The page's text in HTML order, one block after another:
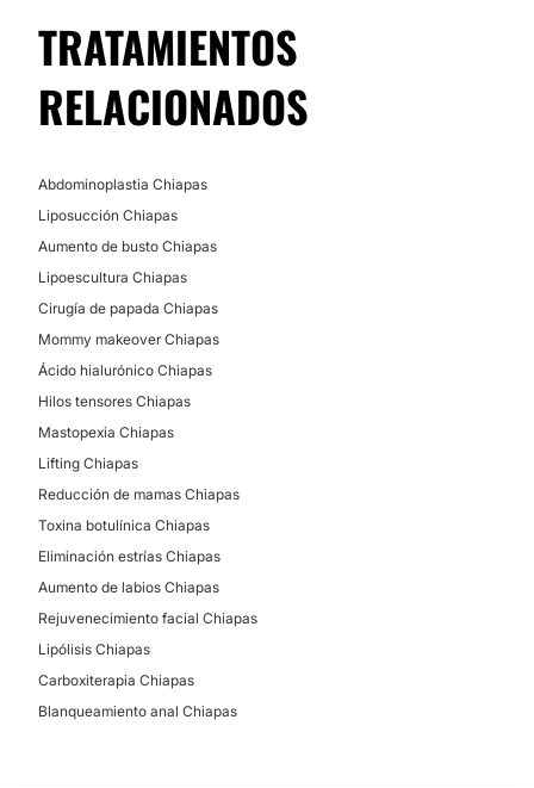
Financiación o facilidades de pago:
CIRUGÍA ÍNTIMA
Vaginoplastia
Rejuvenecimiento Vaginal
TRATAMIENTOS DE BELLEZA
Dieta
Mesoterapia
Tratamientos anticelulíticos
Cavitación
DERMATOLOGÍA
TRATAMIENTOS
RELACIONADOS
Abdominoplastia Chiapas
Liposucción Chiapas
Aumento de busto Chiapas
Lipoescultura Chiapas
Cirugía de papada Chiapas
Mommy makeover Chiapas
Ácido hialurónico Chiapas
Hilos tensores Chiapas
Mastopexia Chiapas
Lifting Chiapas
Reducción de mamas Chiapas
Toxina botulínica Chiapas
Eliminación estrías Chiapas
Aumento de labios Chiapas
Rejuvenecimiento facial Chiapas
Lipólisis Chiapas
Carboxiterapia Chiapas
Blanqueamiento anal Chiapas